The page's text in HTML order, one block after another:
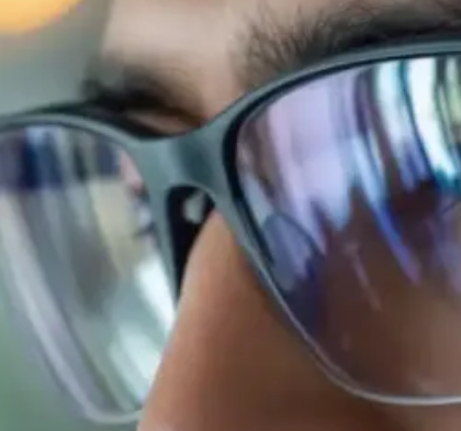
Gafas Inteligentes
Etiquetas
APPLE AR
AUDIO WEARABLE
GADGETS INTELIGENTES
GAFAS IA
HEARABLES
IA
INTERFACE
MACHINE LEARNING
NEUROTECNOLOGIA
RAY-BAN META
SALUD DIGITAL
SMART RING
TRADUCCION IA
VISUALIZACION FRONTAL
WEARABLES
XR